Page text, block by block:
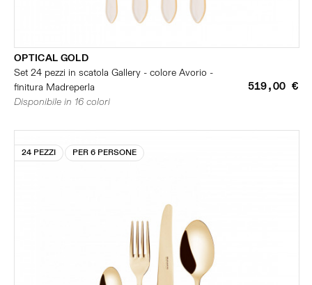
OPTICAL GOLD
Set 24 pezzi in scatola Gallery - colore Avorio -
finitura Madreperla
519,00 €
Disponibile in 16 colori
24 PEZZI PER 6 PERSONE